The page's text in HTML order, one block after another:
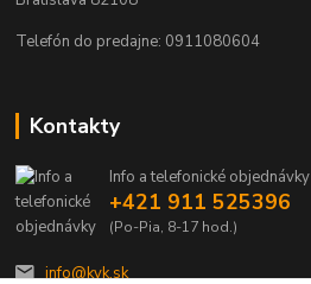
Telefón do predajne: 0911080604
Kontakty
Info a telefonické objednávky
+421 911 525396
(Po-Pia, 8-17 hod.)
info@kvk.sk